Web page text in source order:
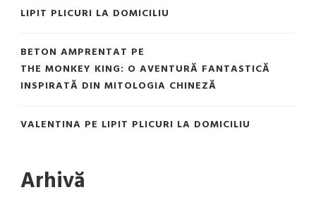
LIPIT PLICURI LA DOMICILIU
BETON AMPRENTAT PE
THE MONKEY KING: O AVENTURĂ FANTASTICĂ
INSPIRATĂ DIN MITOLOGIA CHINEZĂ
VALENTINA PE LIPIT PLICURI LA DOMICILIU
Arhivă